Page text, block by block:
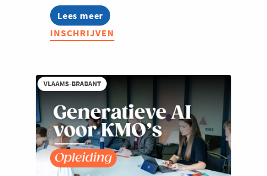
Lees meer
about
B2B
klanten
tijden
-
2026
INSCHRIJVEN
VLAAMS-BRABANT